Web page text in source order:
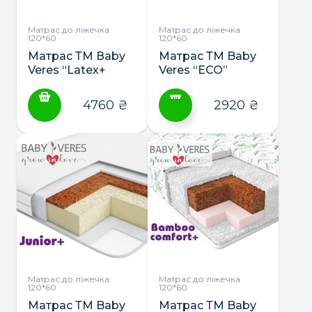
сторінці
Матрас до ліжечка
120*60
Матрас ТМ Вaby
Veres “Latex+
120х60х10 см
4760 ₴
Матрас до ліжечка
120*60
Матрас ТМ Baby
Veres “ECO”
товар
має
кілька
варіантів.
Параметри
можна
сторінці
2920 ₴
Матрас до ліжечка
120*60
Матрас ТМ Baby
Матрас до ліжечка
120*60
Матрас ТМ Baby